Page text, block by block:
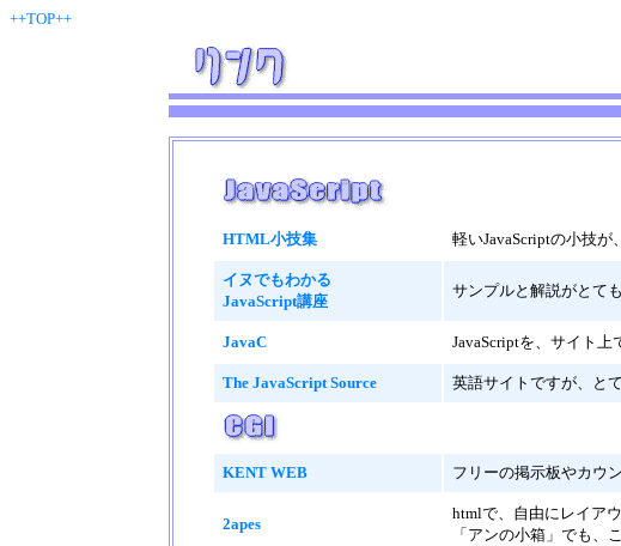
++TOP++
HTML小技集 軽いJavaScriptの小技が
イヌでもわかる
JavaScript講座
サンプルと解説がとて
JavaC JavaScriptを、サイト上
The JavaScript Source 英語サイトですが、と
KENT WEB フリーの掲示板やカウ
2apes
htmlで、自由にレイア
「アンの小箱」でも、